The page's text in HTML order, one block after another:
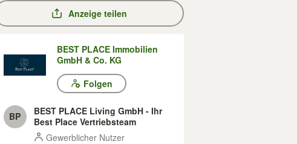
Anzeige teilen
BEST PLACE Immobilien
GmbH & Co. KG
Folgen
BP
BEST PLACE Living GmbH - Ihr
Best Place Vertriebsteam
Gewerblicher Nutzer